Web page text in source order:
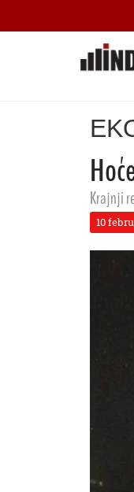
Krajnji
10